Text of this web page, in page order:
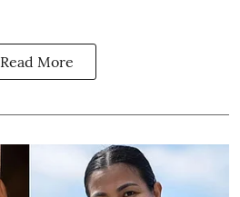
Read More